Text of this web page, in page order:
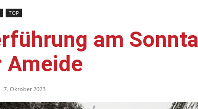
TOP
am
Ameide
7. Oktober 2023